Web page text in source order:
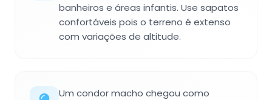
banheiros e áreas infantis. Use sapatos
confortáveis pois o terreno é extenso
com variações de altitude.
Um condor macho chegou como